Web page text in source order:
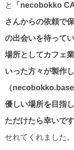
と
「necobokko
さんからの依頼で
の出会いを待って
場所としてカフェ
いった方々が製作
（
優しい場所を目指
ただけたら幸いです
せれてくれました。